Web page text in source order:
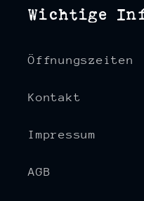
Wichtige
Öffnungszeiten
Kontakt
Impressum
AGB